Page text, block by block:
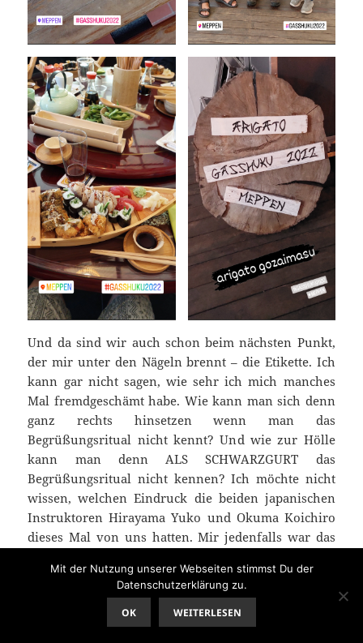
Und da sind wir auch schon beim nächsten Punkt,
der mir unter den Nägeln brennt – die Etikette. Ich
kann gar nicht sagen, wie sehr ich mich manches
Mal fremdgeschämt habe. Wie kann man sich denn
ganz rechts hinsetzen wenn man das
Begrüßungsritual nicht kennt? Und wie zur Hölle
kann man denn ALS SCHWARZGURT das
Begrüßungsritual nicht kennen? Ich möchte nicht
wissen, welchen Eindruck die beiden japanischen
Instruktoren Hirayama Yuko und Okuma Koichiro
dieses Mal von uns hatten. Mir jedenfalls war das
aller Ruhe und Freundlichkeit, dass die Hallenseiten
bitte frei bleiben sollen und bereits in der nächsten
Einheit der Gruppe, bei Okuma-Sensei, lag wieder
Mit der Nutzung unserer Webseiten stimmst Du der
Datenschutzerklärung zu.
OK WEITERLESEN